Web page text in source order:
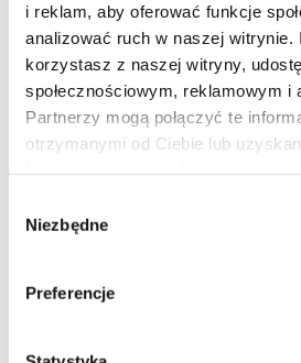
i reklam, aby oferować funkcje
analizować ruch w naszej witrynie.
korzystasz z naszej witryny,
społecznościowym, reklamowym i
Partnerzy mogą połączyć te
otrzymanymi od Ciebie lub
zgody
Niezbędne
Preferencje
Tam, gdzie rośnie
warzywnik, wspólnie gotować i
Przyszli wirtuozi z różnych krajów
muzyczna wspólnota. Film przypatruje